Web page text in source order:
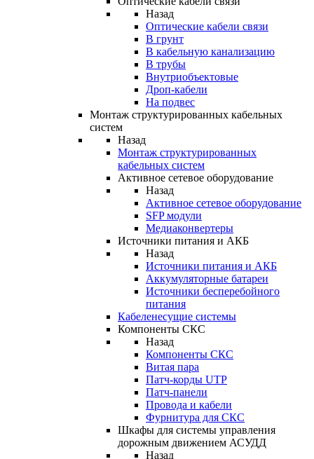
Назад
Оптические кабели связи
В грунт
В кабельную канализацию
В трубы
Внутриобъектовые
Дроп-кабели
На подвес
Монтаж структурированных кабельных
систем
Назад
Монтаж структурированных
кабельных систем
Активное сетевое оборудование
Назад
Активное сетевое оборудование
SFP модули
Медиаконвертеры
Источники питания и АКБ
Назад
Источники питания и АКБ
Аккумуляторные батареи
Источники бесперебойного
питания
Кабеленесущие системы
Компоненты СКС
Назад
Компоненты СКС
Витая пара
Патч-корды UTP
Патч-панели
Провода и кабели
Фурнитура для СКС
Шкафы для системы управления
дорожным движением АСУДД
Назад